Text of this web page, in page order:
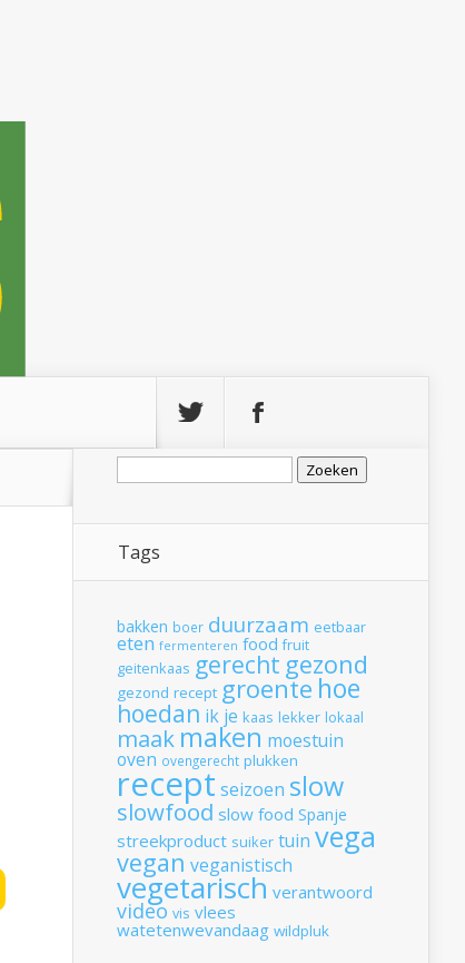
Zoeken
Tags
bakken boer duurzaam eetbaar
eten fermenteren food fruit
geitenkaas gerecht gezond
gezond recept groente hoe
hoedan ik je kaas lekker lokaal
maak maken moestuin
oven ovengerecht plukken
recept seizoen slow
slowfood slow food Spanje
streekproduct suiker tuin vega
vegan veganistisch
vegetarisch verantwoord
video vis vlees
watetenwevandaag wildpluk